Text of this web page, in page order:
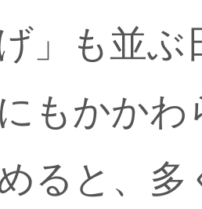
」も並
もかか
ると、